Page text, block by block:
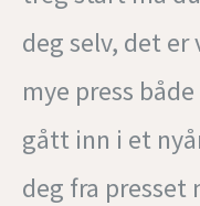
deg selv, det
mye press
gått inn i et
deg fra presset